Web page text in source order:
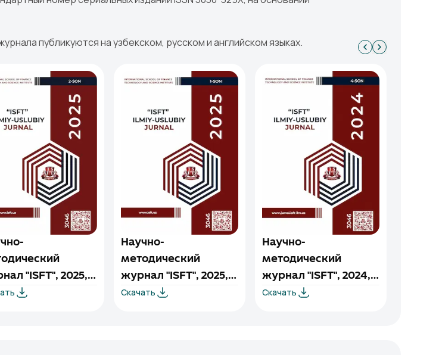
публикуются на узбекском, русском и английском языках.
"ISFT", 2025,
№2
Научно-
методический
журнал "ISFT", 2025,
выпуск №1
Скачать
Научно-
методический
журнал "ISFT", 2024,
выпуск №4
Скачать